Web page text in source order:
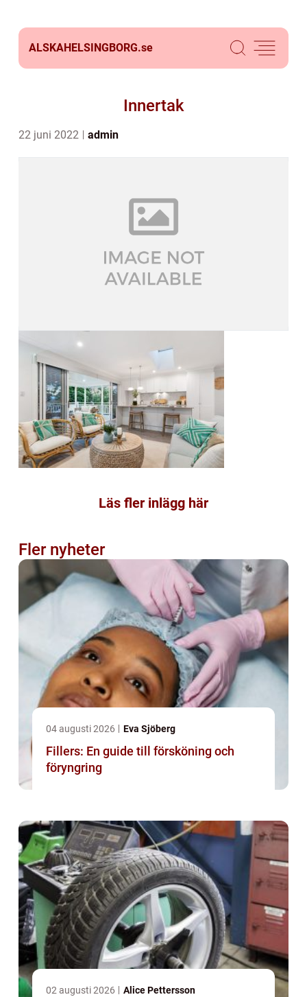
ALSKAHELSINGBORG.se
Innertak
22 juni 2022 admin
Läs fler inlägg här
Fler nyheter
04 augusti 2026 Eva Sjöberg
Fillers: En guide till försköning och
föryngring
02 augusti 2026 Alice Pettersson